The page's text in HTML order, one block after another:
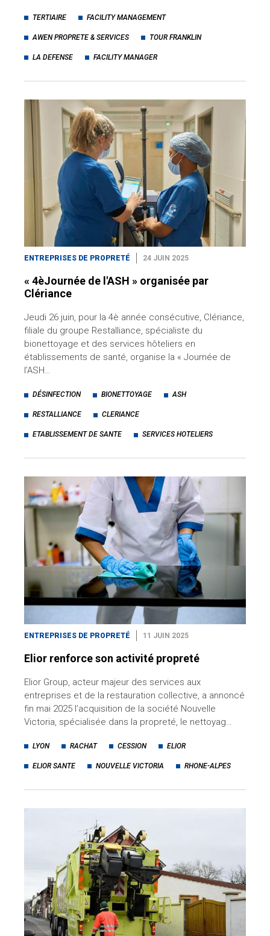
TERTIAIRE FACILITY MANAGEMENT
AWEN PROPRETE & SERVICES TOUR FRANKLIN
LA DEFENSE FACILITY MANAGER
ENTREPRISES DE PROPRETÉ 24 JUIN 2025
« 4èJournée de l'ASH » organisée par
Clériance
Jeudi 26 juin, pour la 4è année consécutive, Clériance,
filiale du groupe Restalliance, spécialiste du
bionettoyage et des services hôteliers en
établissements de santé, organise la « Journée de
l’ASH…
DÉSINFECTION BIONETTOYAGE ASH
RESTALLIANCE CLERIANCE
ETABLISSEMENT DE SANTE SERVICES HOTELIERS
ENTREPRISES DE PROPRETÉ 11 JUIN 2025
Elior renforce son activité propreté
Elior Group, acteur majeur des services aux
entreprises et de la restauration collective, a annoncé
fin mai 2025 l’acquisition de la société Nouvelle
Victoria, spécialisée dans la propreté, le nettoyag…
LYON RACHAT CESSION ELIOR
ELIOR SANTE NOUVELLE VICTORIA RHONE-ALPES